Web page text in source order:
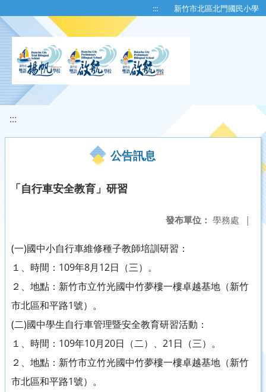
::: 新竹市北區北門國民小學
:::
公告訊息
「自行車安全教育」研習
發布單位： 學務處 |
(一)國中小自行車維修種子教師培訓研習：
１、時間：109年8月12日（三）。
２、地點：新竹市立竹光國中竹夢樓一樓卓越基地（新竹
市北區和平路1號）。
(二)國中學生自行車管理暨安全教育研習活動：
１、時間：109年10月20日（二）、21日（三）。
２、地點：新竹市立竹光國中竹夢樓一樓卓越基地（新竹
市北區和平路1號）。